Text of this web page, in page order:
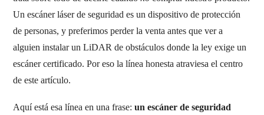
Un escáner láser de seguridad es un dispositivo de protección
de personas, y preferimos perder la venta antes que ver a
alguien instalar un LiDAR de obstáculos donde la ley exige un
escáner certificado. Por eso la línea honesta atraviesa el centro
de este artículo.
Aquí está esa línea en una frase: un escáner de seguridad